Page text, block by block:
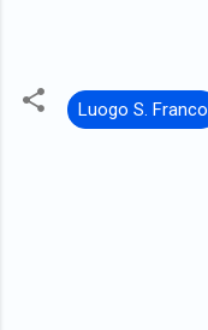
Luogo S. Franco